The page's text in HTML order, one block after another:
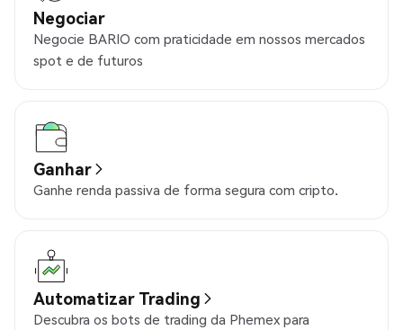
Negociar
Negocie BARIO com praticidade em nossos mercados
spot e de futuros
Ganhar
Ganhe renda passiva de forma segura com cripto.
Automatizar Trading
Descubra os bots de trading da Phemex para